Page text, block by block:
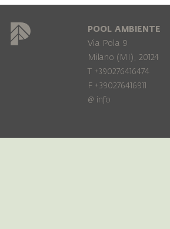
POOL AMBIENTE
Via Pola 9
Milano (MI), 20124
T +390276416474
F +390276416911
@ info